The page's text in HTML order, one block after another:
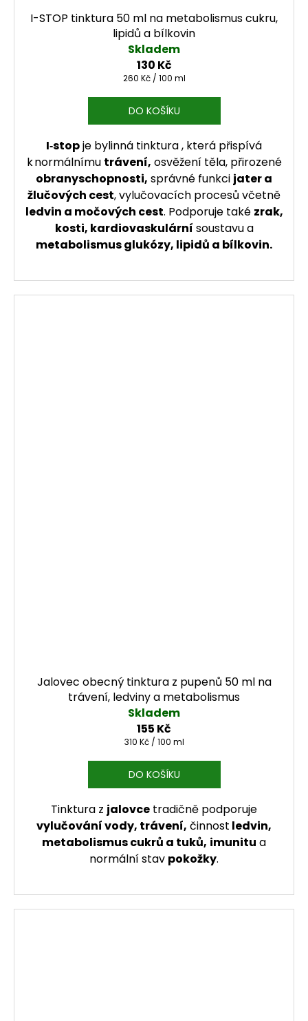
I-STOP tinktura 50 ml na metabolismus cukru,
lipidů a bílkovin
Skladem
130 Kč
Měrná cena:
260 Kč / 100 ml
DO KOŠÍKU
I‑stopje bylinná tinktura , která přispívá
k normálnímu trávení, osvěžení těla, přirozené
obranyschopnosti, správné funkci jater a
žlučových cest, vylučovacích procesů včetně
ledvin a močových cest. Podporuje také zrak,
kosti, kardiovaskulární soustavu a
metabolismus glukózy, lipidů a bílkovin.
Jalovec obecný tinktura z pupenů 50 ml na
trávení, ledviny a metabolismus
Skladem
155 Kč
Měrná cena:
310 Kč / 100 ml
DO KOŠÍKU
Tinktura z jalovce tradičně podporuje
vylučování vody, trávení, činnost ledvin,
metabolismus cukrů a tuků, imunitu a
normální stav pokožky.